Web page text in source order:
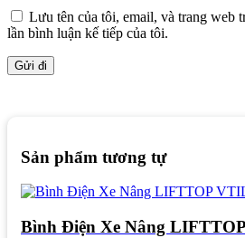
Lưu tên của tôi, email, và trang web
lần bình luận kế tiếp của tôi.
Sản phẩm tương tự
Bình Điện Xe Nâng